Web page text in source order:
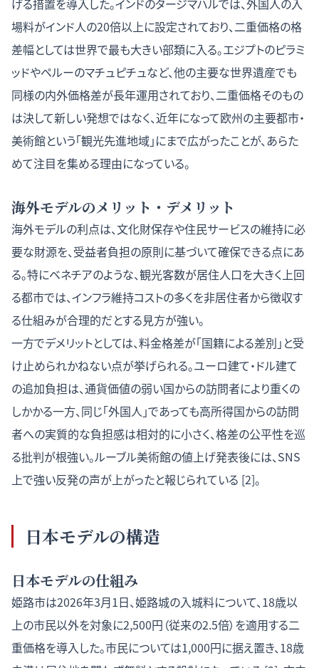
げる措置を導入した。インドのタージマハルでは、外国人の入
場料がインド人の20倍以上に設定されており、二重価格の格
差幅としては世界で最も大きい部類に入る。エジプトのピラミ
ッドやペルーのマチュピチュなど、他の主要な世界遺産でも
同様の内外価格差が長年運用されており、二重価格そのもの
は決して新しい発想ではなく、近年になって欧州の主要都市・
美術館という「観光先進地域」にまで広がったことが、あらた
めて注目を集める理由になっている。
海外モデルのメリット・デメリット
海外モデルの利点は、文化財保存や住民サービスの維持に必
要な財源を、受益者負担の原則に基づいて確保できる点にあ
る。特にベネチアのような、観光客数が居住人口を大きく上回
る都市では、インフラ維持コストの多くを非居住者から徴収す
る仕組みが合理的だとする見方が強い。
一方でデメリットとしては、料金格差が「国籍による差別」と受
け止められかねない点が挙げられる。ユーロ建て・ドル建て
の追加負担は、通貨価値の弱い国からの訪問者により重くの
しかかる一方、同じ「外国人」であっても高所得国からの訪問
者への実質的な負担感は相対的に小さく、格差の公平性を巡
る批判が根強い。ルーブル美術館の値上げ発表後には、SNS
上で強い反発の声が上がったと報じられている [2]。
日本モデルの構造
日本モデルの仕組み
姫路市は2026年3月1日、姫路城の入城料について、18歳以
上の市民以外を対象に2,500円（従来の2.5倍）を適用する二
重価格を導入した。市民については1,000円に据え置き、18歳